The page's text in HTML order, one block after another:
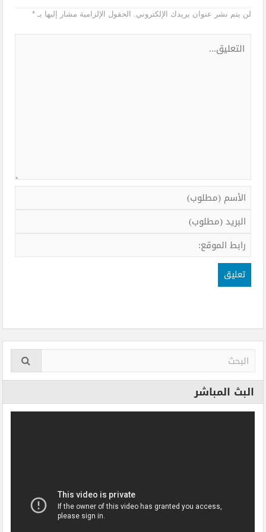
لن يتم نشر عنوان بريدك الإلكتروني. الحقول الإلزامية مشار إليها بـ*
البث المباشر